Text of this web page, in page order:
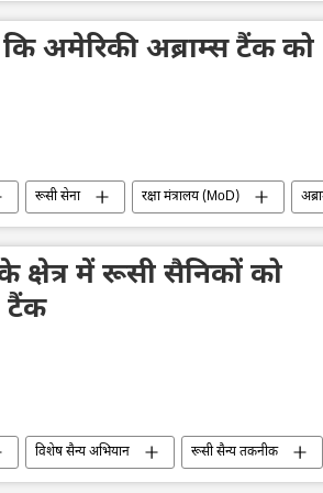
बल रूस
अमेरिकी अब्राम्स टैंक को
रूसी सेना रक्षा मंत्रालय (MoD)
रूसी सैन्य तकनीक
क्लस्टर हथियार
क्षेत्र में रूसी सैनिकों को
टैंक
विशेष सैन्य अभियान रूसी सैन्य तकनीक
राष्ट्रीय सुरक्षा व्लादिमीर पुतिन यूक्रेन